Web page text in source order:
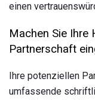
einen
Machen Sie Ihre
Partnerschaft
Ihre potenziellen
umfassende